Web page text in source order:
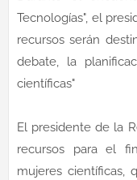
Tecnologías", el
recursos serán
debate, la
científicas"
El presidente de la
recursos para el
mujeres científicas,